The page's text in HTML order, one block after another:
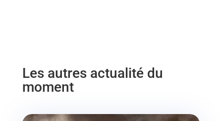
Les autres actualité du
moment